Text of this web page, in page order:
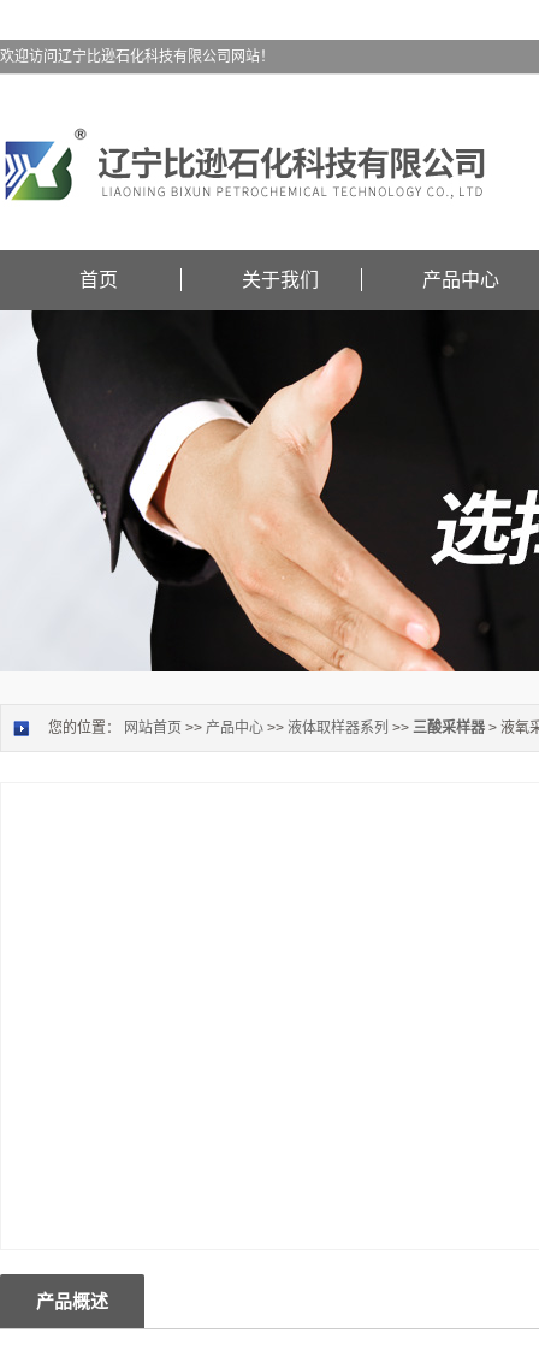
欢迎访问辽宁比逊石化科技有限公司网站！
首页 关于我们 产品中心
您的位置： 网站首页 >> 产品中心 >> 液体取样器系列 >> 三酸采样器 > 液氧
产品概述